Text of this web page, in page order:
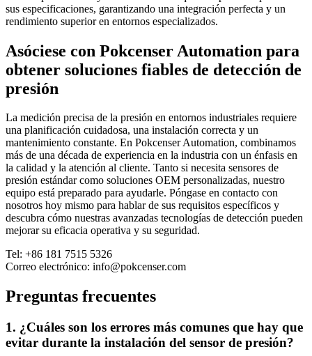
sus especificaciones, garantizando una integración perfecta y un
rendimiento superior en entornos especializados.
Asóciese con Pokcenser Automation para
obtener soluciones fiables de detección de
presión
La medición precisa de la presión en entornos industriales requiere
una planificación cuidadosa, una instalación correcta y un
mantenimiento constante. En Pokcenser Automation, combinamos
más de una década de experiencia en la industria con un énfasis en
la calidad y la atención al cliente. Tanto si necesita sensores de
presión estándar como soluciones OEM personalizadas, nuestro
equipo está preparado para ayudarle. Póngase en contacto con
nosotros hoy mismo para hablar de sus requisitos específicos y
descubra cómo nuestras avanzadas tecnologías de detección pueden
mejorar su eficacia operativa y su seguridad.
Tel: +86 181 7515 5326
Correo electrónico: info@pokcenser.com
Preguntas frecuentes
1. ¿Cuáles son los errores más comunes que hay que
evitar durante la instalación del sensor de presión?